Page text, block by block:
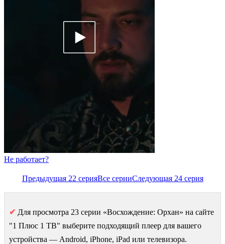
Не работает?
Предыдущая 22 серияВсе серииСледующая 24 серия
✔ Для просмотра 23 серии «Восхождение: Орхан» на сайте
"1 Плюс 1 ТВ" выберите подходящий плеер для вашего
устройства — Android, iPhone, iPad или телевизора.